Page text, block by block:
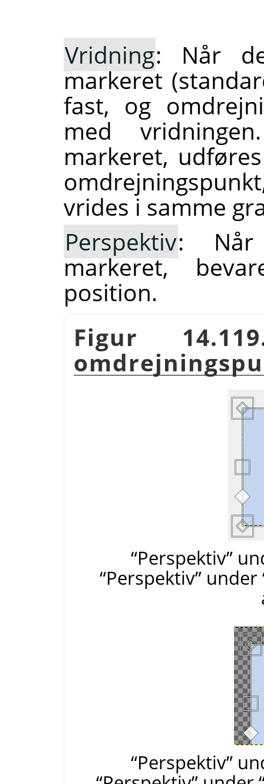
Vridning: Når
markeret
fast, og
med
markeret,
vrides i samme
Perspektiv: Når
markeret,
position.
Figur
“Perspektiv”
“Perspektiv”
“Perspektiv”